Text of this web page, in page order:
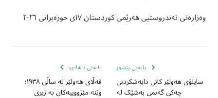
وەزارەتی تەندروستیی هەرێمی کوردستان ١٧ی حوزەیرانی ٢٠٢٦
بابەتی پێشوو
سایلۆی هەولێر کاتی دابەشکردنی
چەکی گەنمی بەشێک لە
بابەتی داهاتوو
قەڵای هەولێر لە ساڵی ١٩٣٨؛
وێنە مێژووییەکان بە ژیری